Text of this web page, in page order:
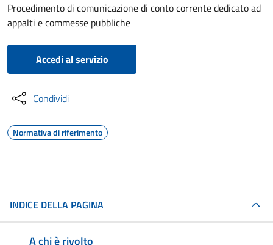
Procedimento di comunicazione di conto corrente dedicato ad
appalti e commesse pubbliche
Accedi al servizio
Condividi
Normativa di riferimento
INDICE DELLA PAGINA
A chi è rivolto